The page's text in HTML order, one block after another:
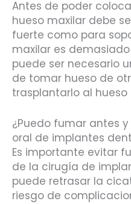
Antes de poder
hueso maxilar debe
fuerte como para
maxilar es
puede ser necesario
de tomar hueso de
trasplantarlo al hueso
¿Puedo fumar antes
oral de implantes
Es importante evitar
de la cirugía de
puede retrasar la
riesgo de